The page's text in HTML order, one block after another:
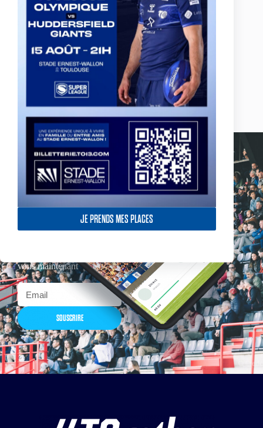
JE PRENDS MES PLACES
Actualités, nouveautés,
billetterie, remises
vous maintenant
SOUSCRIRE